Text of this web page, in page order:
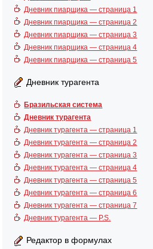
Дневник пиарщика — страница 1
Дневник пиарщика — страница 2
Дневник пиарщика — страница 3
Дневник пиарщика — страница 4
Дневник пиарщика — страница 5
Дневник турагента
Бразильская система
Дневник турагента
Дневник турагента — страница 1
Дневник турагента — страница 2
Дневник турагента — страница 3
Дневник турагента — страница 4
Дневник турагента — страница 5
Дневник турагента — страница 6
Дневник турагента — страница 7
Дневник турагента — P.S.
Редактор в формулах